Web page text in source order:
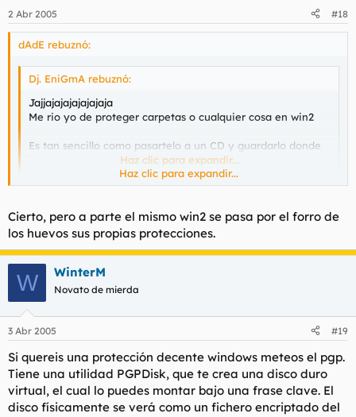
2 Abr 2005 #18
dAdE rebuznó:
Dj. EniGmA rebuznó:
Jajjajajajajajajaja
Me rio yo de proteger carpetas o cualquier cosa en win2
Es tan sencillo como pasartelo a un CD y guardarlo donde
la zorra de tu novia no lo encuentre.
Haz clic para expandir...
sabemos que linux abre todos los archivos de windows, aunque
tengan protecciones.
Haz clic para expandir...
Cierto, pero a parte el mismo win2 se pasa por el forro de
los huevos sus propias protecciones.
W WinterM
Novato de mierda
3 Abr 2005 #19
Si quereis una protección decente windows meteos el pgp.
Tiene una utilidad PGPDisk, que te crea una disco duro
virtual, el cual lo puedes montar bajo una frase clave. El
disco físicamente se verá como un fichero encriptado del